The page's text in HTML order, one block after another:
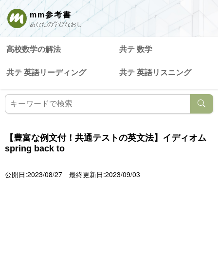
mm参考書
あなたの学びなおし
高校数学の解法 共テ 数学
共テ 英語リーディング 共テ 英語リスニング
【豊富な例文付！共通テストの英文法】イディオム
spring back to
公開日:2023/08/27 最終更新日:2023/09/03